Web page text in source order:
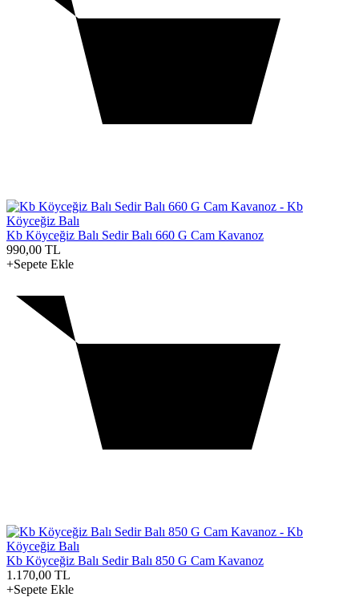
Kb Köyceğiz Balı Sedir Balı 660 G Cam Kavanoz
990,00 TL
+Sepete Ekle
Kb Köyceğiz Balı Sedir Balı 850 G Cam Kavanoz
1.170,00 TL
+Sepete Ekle